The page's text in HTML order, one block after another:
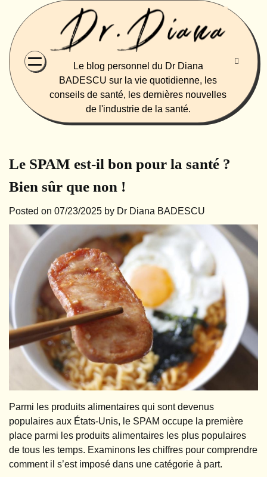
content
Le blog personnel du Dr Diana
BADESCU sur la vie quotidienne, les
conseils de santé, les dernières nouvelles
de l'industrie de la santé.
Le SPAM est-il bon pour la santé ?
Bien sûr que non !
Posted on 07/23/2025 by Dr Diana BADESCU
Parmi les produits alimentaires qui sont devenus
populaires aux États-Unis, le SPAM occupe la première
place parmi les produits alimentaires les plus populaires
de tous les temps. Examinons les chiffres pour comprendre
comment il s’est imposé dans une catégorie à part.